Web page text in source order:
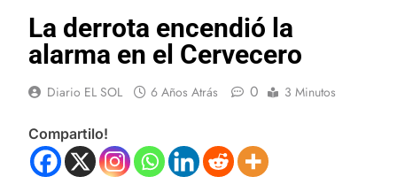
La derrota encendió la
alarma en el Cervecero
Diario EL SOL 6 Años Atrás 0 3 Minutos
Compartilo!